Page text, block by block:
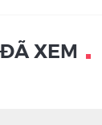
XEM